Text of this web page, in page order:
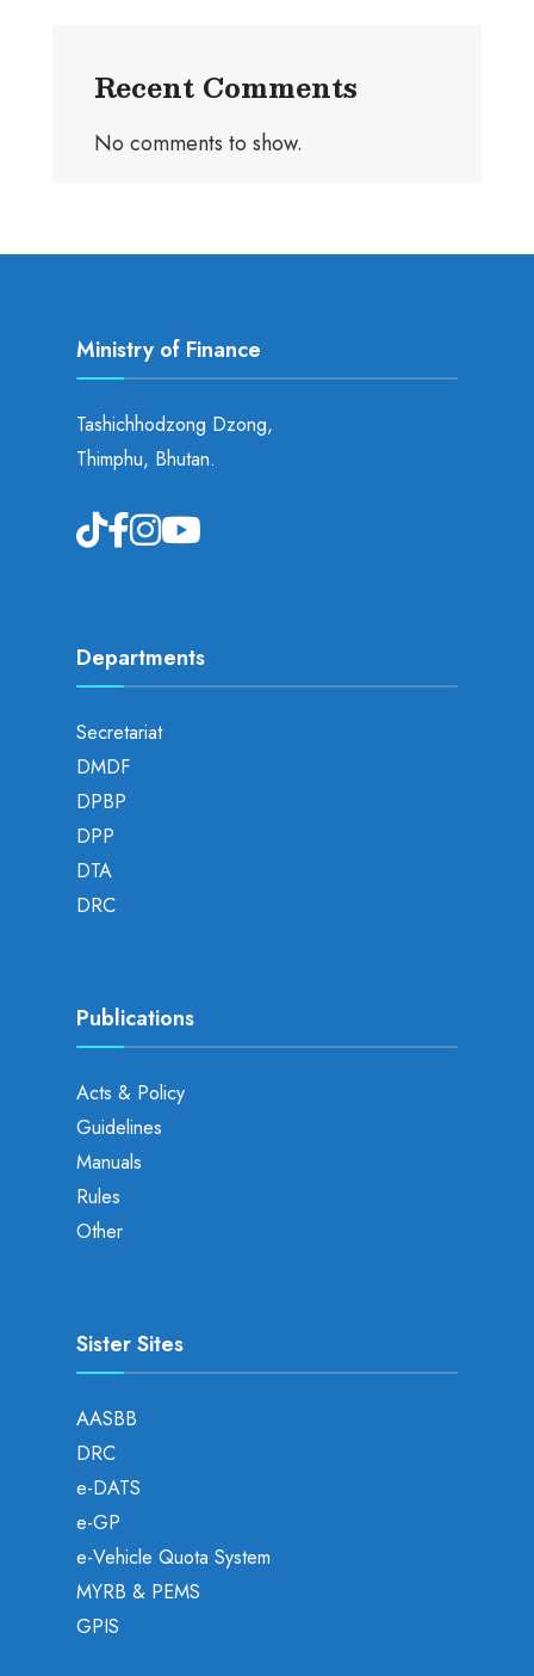
Recent Comments
No comments to show.
Ministry of Finance
Tashichhodzong Dzong,
Thimphu, Bhutan.
Departments
Secretariat
DMDF
DPBP
DPP
DTA
DRC
Publications
Acts & Policy
Guidelines
Manuals
Rules
Other
Sister Sites
AASBB
DRC
e-DATS
e-GP
e-Vehicle Quota System
MYRB & PEMS
GPIS